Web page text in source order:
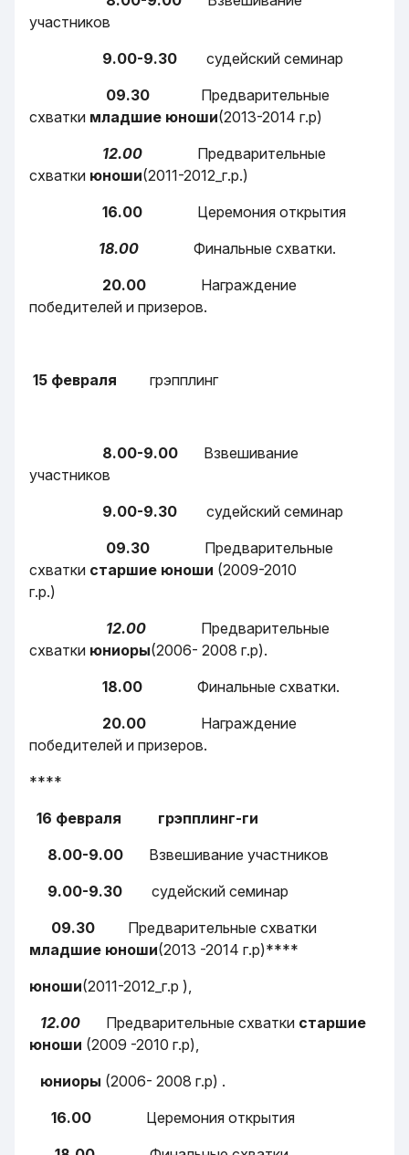
участников
9.00-9.30 судейский семинар
09.30 Предварительные
схватки младшие юноши(2013-2014 г.р)
12.00 Предварительные
схватки юноши(2011-2012_г.р.)
16.00 Церемония открытия
18.00 Финальные схватки.
20.00 Награждение
победителей и призеров.
15 февраля грэпплинг
8.00-9.00 Взвешивание
участников
9.00-9.30 судейский семинар
09.30 Предварительные
схватки старшие юноши (2009-2010
г.р.)
12.00 Предварительные
схватки юниоры(2006- 2008 г.р).
18.00 Финальные схватки.
20.00 Награждение
победителей и призеров.
****
16 февраля грэпплинг-ги
8.00-9.00 Взвешивание участников
9.00-9.30 судейский семинар
09.30 Предварительные схватки
младшие юноши(2013 -2014 г.р)****
юноши(2011-2012_г.р ),
12.00 Предварительные схватки старшие
юноши (2009 -2010 г.р),
юниоры (2006- 2008 г.р) .
16.00 Церемония открытия